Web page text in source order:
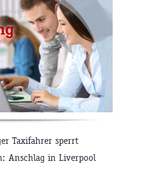
Taxifahrer sperrt
Anschlag in Liverpool